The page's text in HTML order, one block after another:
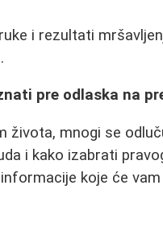
i rezultati
pre odlaska na
života, mnogi se
i kako izabrati
koje će